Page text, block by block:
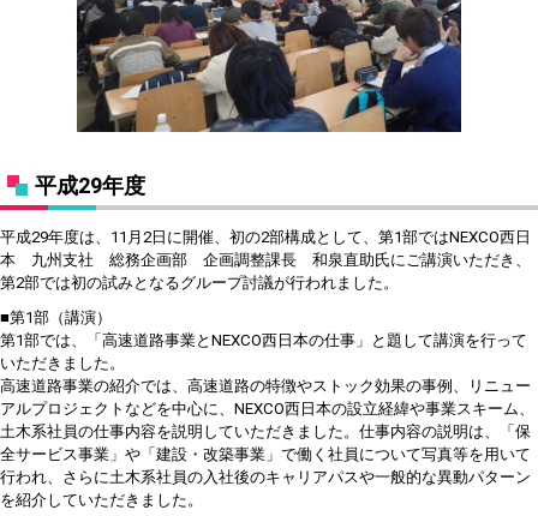
平成29年度
平成29年度は、 11月2日に開催、初の2部構成として、第1部ではNEXCO西日
本 九州支社 総務企画部 企画調整課長 和泉直助氏にご講演いただき、
第2部では初の試みとなるグループ討議が行われました。
■第1部（講演）
第1部では、「高速道路事業とNEXCO西日本の仕事」と題して講演を行って
いただきました。
高速道路事業の紹介では、高速道路の特徴やストック効果の事例、リニュー
アルプロジェクトなどを中心に、NEXCO西日本の設立経緯や事業スキーム、
土木系社員の仕事内容を説明していただきました。仕事内容の説明は、「保
全サービス事業」や「建設・改築事業」で働く社員について写真等を用いて
行われ、さらに土木系社員の入社後のキャリアパスや一般的な異動パターン
を紹介していただきました。